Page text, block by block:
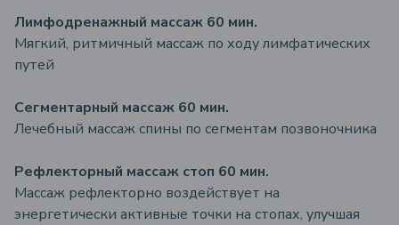
Лимфодренажный массаж 60 мин.
Мягкий, ритмичный массаж по ходу лимфатических
путей
Сегментарный массаж 60 мин.
Лечебный массаж спины по сегментам позвоночника
Рефлекторный массаж стоп 60 мин.
Массаж рефлекторно воздействует на
энергетически активные точки на стопах, улучшая